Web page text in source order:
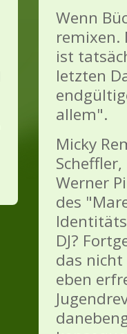
Wenn
remixen.
ist
letzten
allem".
Micky
Werner
des
DJ?
das
eben